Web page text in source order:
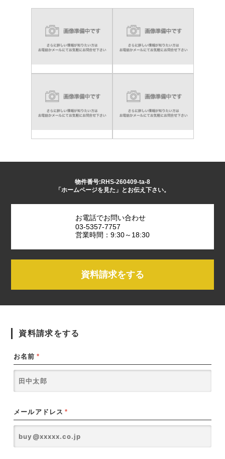
物件番号:RHS-260409-ta-8
「ホームページを見た」とお伝え下さい。
お電話でお問い合わせ
03-5357-7757
営業時間：9:30～18:30
資料請求をする
資料請求をする
お名前 *
メールアドレス *